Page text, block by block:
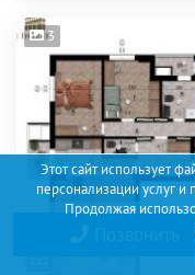
Этот сайт использует
персонализации услуг и
Продолжая
3
Позвонить